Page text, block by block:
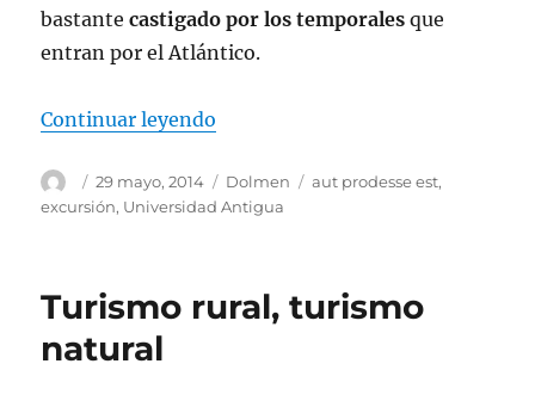
bastantecastigado por los temporales que
entran por el Atlántico.
Continuar leyendo
Autor
Publicado
el
29 mayo, 2014 Categorías
Dolmen Etiquetas
aut prodesse est,
excursión, Universidad Antigua
Turismo rural, turismo
natural